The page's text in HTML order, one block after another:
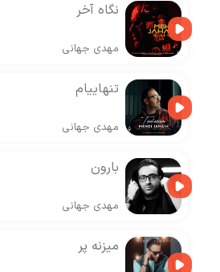
نگاه آخر
مهدی جهانی
تنهاییام
مهدی جهانی
بارون
مهدی جهانی
میزنه پر